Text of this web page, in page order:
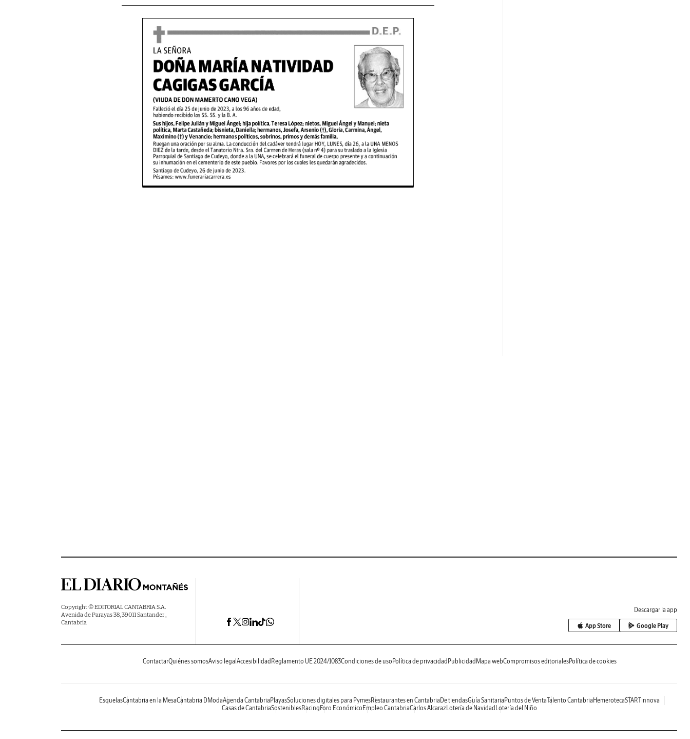
Copyright © EDITORIAL CANTABRIA S.A.
Avenida de Parayas 38, 39011 Santander ,
Cantabria
Descargar la app
App Store Google Play
ContactarQuiénes somosAviso legal Accesibilidad Reglamento UE 2024/1083Condiciones de uso Política de privacidad Publicidad Mapa webCompromisos editorialesPolítica de cookies
EsquelasCantabria en la MesaCantabria DModaAgenda Cantabria PlayasSoluciones digitales para PymesRestaurantes en Cantabria De tiendasGuía Sanitaria Puntos de VentaTalento Cantabria HemerotecaSTARTinnova
Casas de CantabriaSosteniblesRacing Foro Económico Empleo CantabriaCarlos AlcarazLotería de Navidad Lotería del Niño